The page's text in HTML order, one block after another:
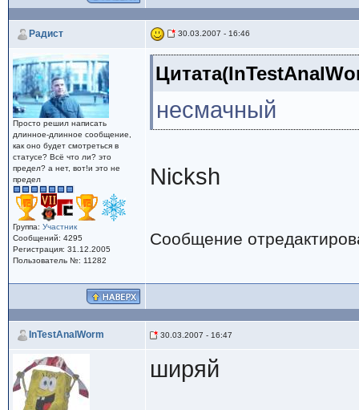
Радист 30.03.2007 - 16:46
Просто решил написать
длинное-длинное сообщение,
как оно будет смотреться в
статусе? Всё что ли? это
предел? а нет, вот!и это не
предел
Группа: Участник
Сообщений: 4295
Регистрация: 31.12.2005
Пользователь №: 11282
несмачный
Nicksh
Сообщение
InTestAnalWorm 30.03.2007 - 16:47
ширяй